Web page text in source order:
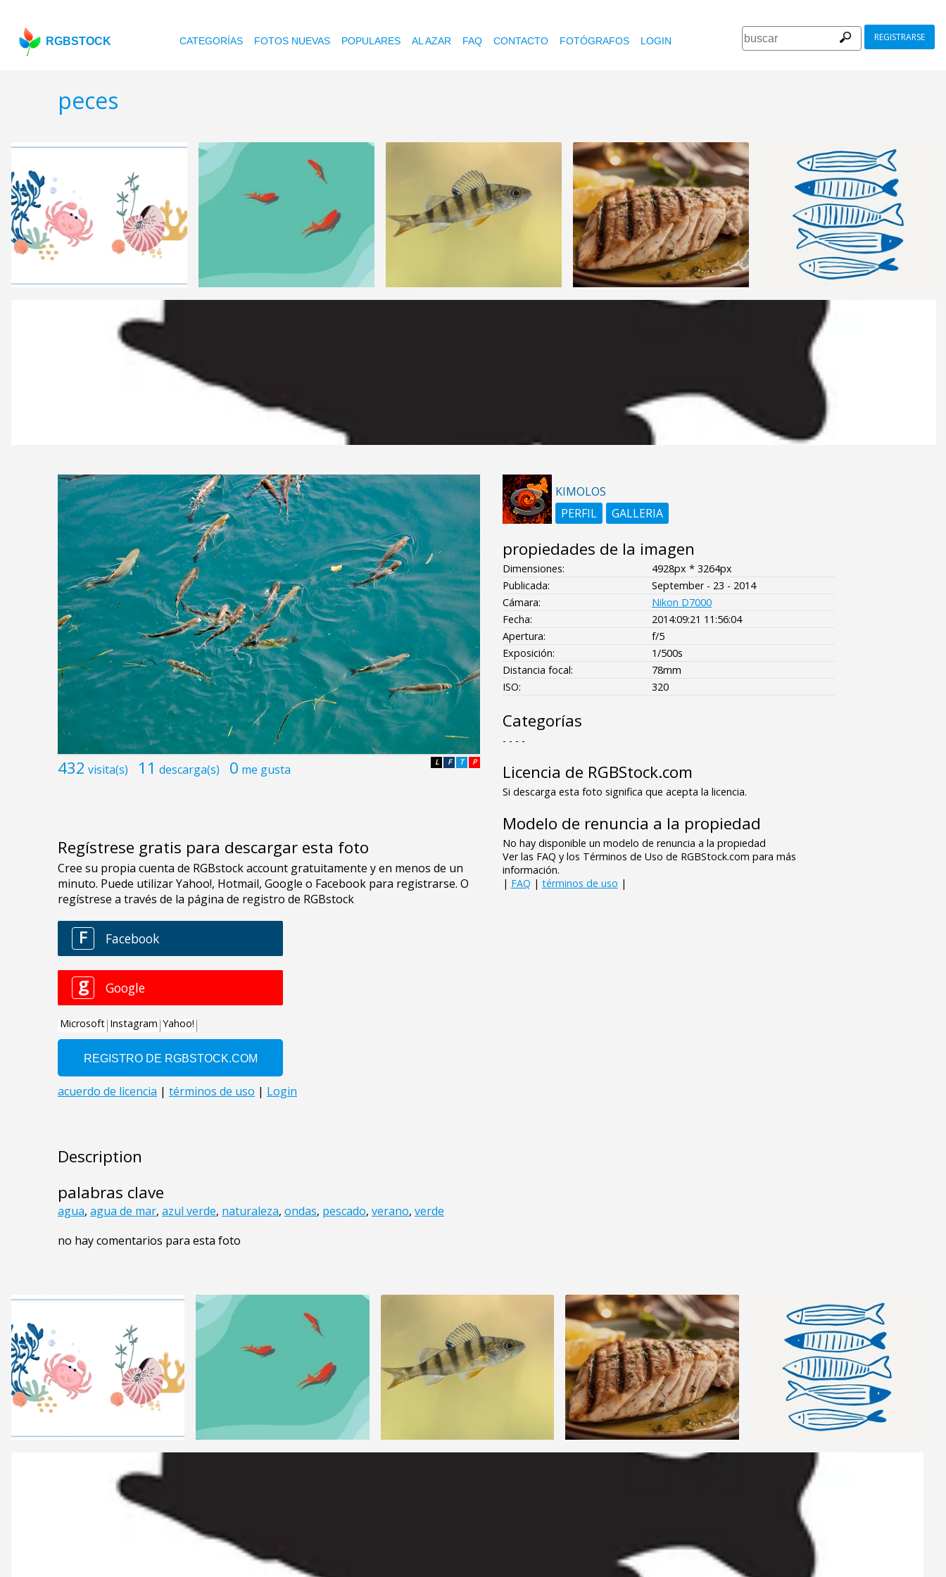
RGBSTOCK CATEGORÍAS FOTOS NUEVAS POPULARES AL AZAR FAQ CONTACTO FOTÓGRAFOS LOGIN REGISTRARSE
peces
432 visita(s) 11 descarga(s) 0 me gusta P
T
F
L
Regístrese gratis para descargar esta foto
Description
palabras clave
agua, agua de mar, azul verde, naturaleza, ondas, pescado, verano, verde
no hay comentarios para esta foto
KIMOLOS
PERFIL
GALLERIA
propiedades de la imagen
Dimensiones:
4928px * 3264px
Publicada:
September - 23 - 2014
Cámara:
Nikon D7000
Fecha:
2014:09:21 11:56:04
Apertura:
f/5
Exposición:
1/500s
Distancia focal:
78mm
ISO:
320
Categorías
- - - -
Licencia de RGBStock.com
Si descarga esta foto significa que acepta la licencia.
Modelo de renuncia a la propiedad
No hay disponible un modelo de renuncia a la propiedad
Ver las FAQ y los Términos de Uso de RGBStock.com para más
información.
| FAQ | términos de uso |